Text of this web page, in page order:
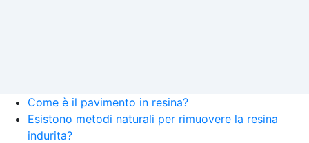
Come è il pavimento in resina?
Esistono metodi naturali per rimuovere la resina
indurita?